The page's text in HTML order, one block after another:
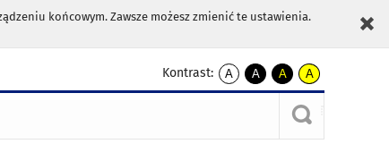
końcowym. Zawsze możesz zmienić te ustawienia.
Kontrast:
A
kontrast
A
kontrast
A
kontrast
żółty
tekst
A
kontrast
czarny
tekst